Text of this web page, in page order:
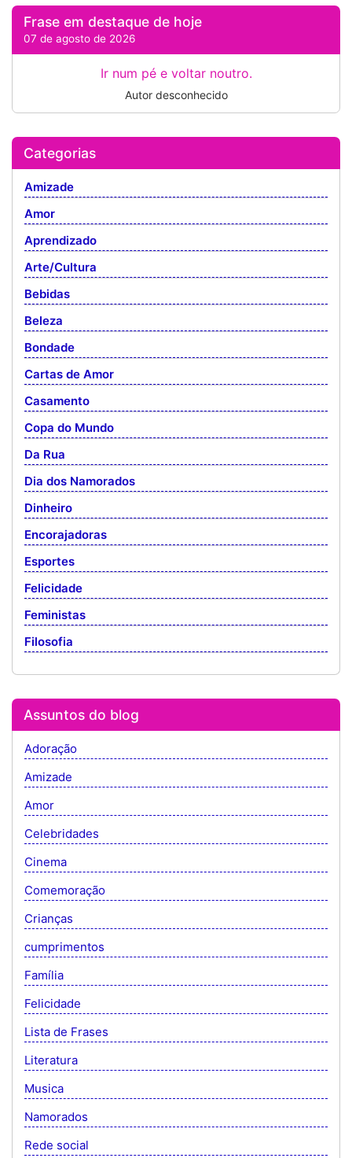
Frase em destaque de hoje
07 de agosto de 2026
Ir num pé e voltar noutro.
Autor desconhecido
Categorias
Amizade
Amor
Aprendizado
Arte/Cultura
Bebidas
Beleza
Bondade
Cartas de Amor
Casamento
Copa do Mundo
Da Rua
Dia dos Namorados
Dinheiro
Encorajadoras
Esportes
Felicidade
Feministas
Filosofia
Assuntos do blog
Adoração
Amizade
Amor
Celebridades
Cinema
Comemoração
Crianças
cumprimentos
Família
Felicidade
Lista de Frases
Literatura
Musica
Namorados
Rede social